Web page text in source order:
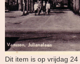
Dit item is op vrijdag